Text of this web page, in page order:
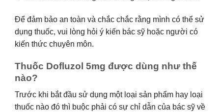
Để đảm bảo an toàn và chắc chắc rằng mình có thể sử
dụng thuốc, vui lòng hỏi ý kiến bác sỹ hoặc người có
kiến thức chuyên môn.
Thuốc Dofluzol 5mg được dùng như thế
nào?
Trước khi bắt đầu sử dụng một loại sản phẩm hay loại
thuốc nào đó thì buộc phải có sự chỉ dẫn của bác sỹ về